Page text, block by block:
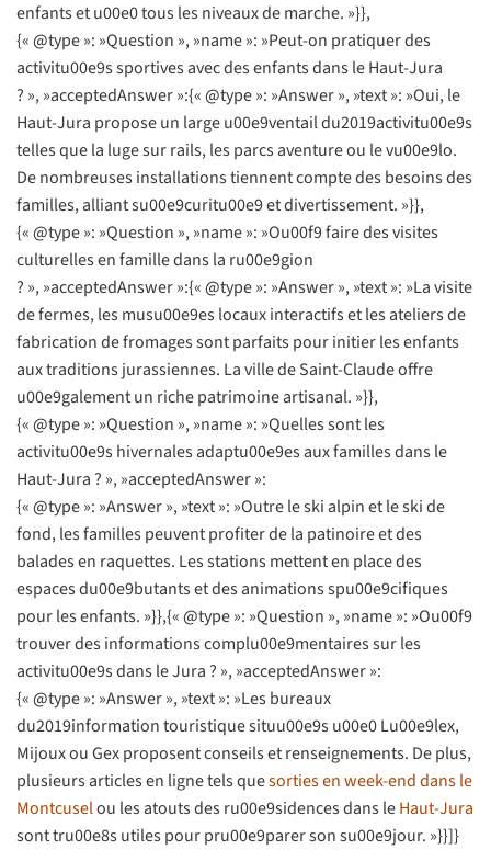
enfants et u00e0 tous les niveaux de marche. »}},
{« @type »: »Question », »name »: »Peut-on pratiquer des
activitu00e9s sportives avec des enfants dans le Haut-Jura
? », »acceptedAnswer »:{« @type »: »Answer », »text »: »Oui, le
Haut-Jura propose un large u00e9ventail du2019activitu00e9s
telles que la luge sur rails, les parcs aventure ou le vu00e9lo.
De nombreuses installations tiennent compte des besoins des
familles, alliant su00e9curitu00e9 et divertissement. »}},
{« @type »: »Question », »name »: »Ou00f9 faire des visites
culturelles en famille dans la ru00e9gion
? », »acceptedAnswer »:{« @type »: »Answer », »text »: »La visite
de fermes, les musu00e9es locaux interactifs et les ateliers de
fabrication de fromages sont parfaits pour initier les enfants
aux traditions jurassiennes. La ville de Saint-Claude offre
u00e9galement un riche patrimoine artisanal. »}},
{« @type »: »Question », »name »: »Quelles sont les
activitu00e9s hivernales adaptu00e9es aux familles dans le
Haut-Jura ? », »acceptedAnswer »:
{« @type »: »Answer », »text »: »Outre le ski alpin et le ski de
fond, les familles peuvent profiter de la patinoire et des
balades en raquettes. Les stations mettent en place des
espaces du00e9butants et des animations spu00e9cifiques
pour les enfants. »}},{« @type »: »Question », »name »: »Ou00f9
trouver des informations complu00e9mentaires sur les
activitu00e9s dans le Jura ? », »acceptedAnswer »:
{« @type »: »Answer », »text »: »Les bureaux
du2019information touristique situu00e9s u00e0 Lu00e9lex,
Mijoux ou Gex proposent conseils et renseignements. De plus,
plusieurs articles en ligne tels quesorties en week-end dans le
Montcuselou les atouts des ru00e9sidences dans leHaut-Jura
sont tru00e8s utiles pour pru00e9parer son su00e9jour. »}}]}